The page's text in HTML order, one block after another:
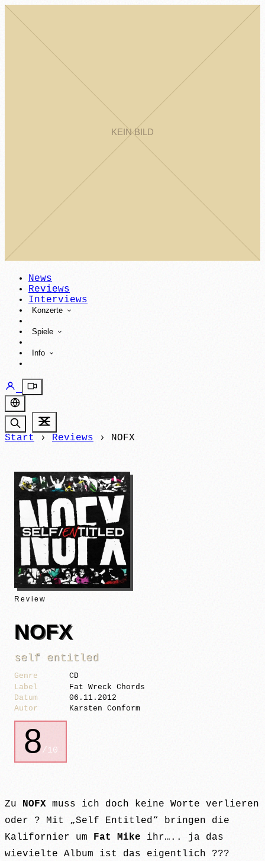
News
Reviews
Interviews
Konzerte
Spiele
Info
Start › Reviews › NOFX
Review
NOFX
self entitled
Genre
CD
Label
Fat Wreck Chords
Datum
06.11.2012
Autor
Karsten Conform
8/10
Zu NOFX muss ich doch keine Worte verlieren
oder ? Mit „Self Entitled“ bringen die
Kalifornier um Fat Mike ihr….. ja das
wievielte Album ist das eigentlich ???